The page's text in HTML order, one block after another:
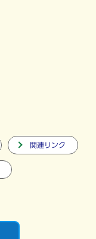
関連リンク